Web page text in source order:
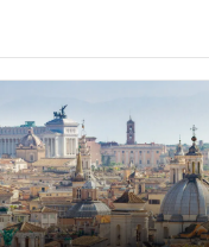
che il Comune di Fire